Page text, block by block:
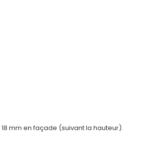
mm en façade (suivant la hauteur).